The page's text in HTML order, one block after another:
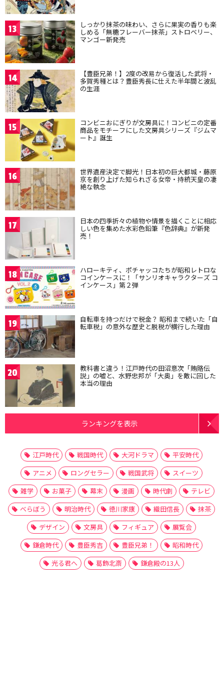
13 しっかり抹茶の味わい、さらに果実の香りも楽
しめる「無糖フレーバー抹茶」ストロベリー、
マンゴー新発売
14 【豊臣兄弟！】2度の改易から復活した武将・
多賀秀種とは？豊臣秀長に仕えた半年間と波乱
の生涯
15 コンビニおにぎりが文房具に！コンビニの定番
商品をモチーフにした文房具シリーズ『ジムマ
ート』誕生
16 世界遺産決定で脚光！日本初の巨大都城・藤原
京を創り上げた知られざる女帝・持統天皇の凄
絶な執念
17 日本の四季折々の植物や情景を描くことに相応
しい色を集めた水彩色鉛筆『色辞典』が新発
売！
18 ハローキティ、ポチャッコたちが昭和レトロな
コインケースに！「サンリオキャラクターズ コ
インケース」第２弾
19 自転車を持つだけで税金？ 昭和まで続いた「自
転車税」の意外な歴史と脱税が横行した理由
20 教科書と違う！江戸時代の田沼意次「賄賂伝
説」の嘘と、水野忠邦が「大奥」を敵に回した
本当の理由
ランキングを表示
江戸時代 戦国時代 大河ドラマ
平安時代
アニメ
ロングセラー 戦国武将
スイーツ
雑学
お菓子 幕末 漫画 時代劇
テレビ
べらぼう
明治時代 徳川家康 織田信長
抹茶
デザイン
文房具 フィギュア
展覧会
鎌倉時代
豊臣秀吉 豊臣兄弟！
昭和時代
光る君へ
葛飾北斎 鎌倉殿の13人